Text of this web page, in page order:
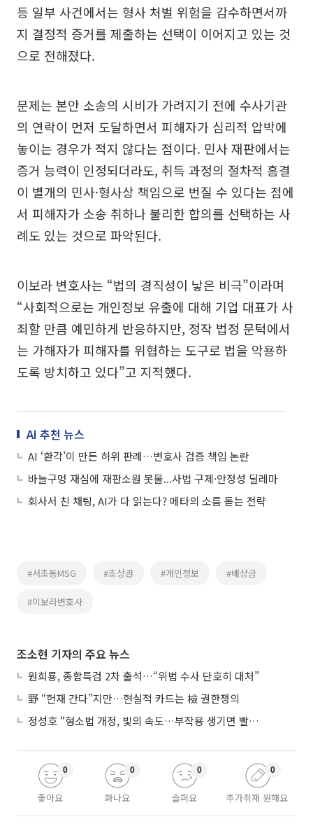
등 일부 사건에서는 형사 처벌 위험을 감수하면서까
지 결정적 증거를 제출하는 선택이 이어지고 있는 것
으로 전해졌다.
문제는 본안 소송의 시비가 가려지기 전에 수사기관
의 연락이 먼저 도달하면서 피해자가 심리적 압박에
놓이는 경우가 적지 않다는 점이다. 민사 재판에서는
증거 능력이 인정되더라도, 취득 과정의 절차적 흠결
이 별개의 민사·형사상 책임으로 번질 수 있다는 점에
서 피해자가 소송 취하나 불리한 합의를 선택하는 사
례도 있는 것으로 파악된다.
이보라 변호사는 “법의 경직성이 낳은 비극”이라며
“사회적으로는 개인정보 유출에 대해 기업 대표가 사
죄할 만큼 예민하게 반응하지만, 정작 법정 문턱에서
는 가해자가 피해자를 위협하는 도구로 법을 악용하
도록 방치하고 있다”고 지적했다.
AI 추천 뉴스
AI ‘환각’이 만든 허위 판례…변호사 검증 책임 논란
바늘구멍 재심에 재판소원 봇물...사법 구제·안정성 딜레마
회사서 친 채팅, AI가 다 읽는다? 메타의 소름 돋는 전략
#서초동MSG #초상권 #개인정보 #배상금
#이보라변호사
조소현 기자의 주요 뉴스
원희룡, 종합특검 2차 출석…“위법 수사 단호히 대처”
野 “헌재 간다”지만…현실적 카드는 檢 권한쟁의
정성호 “형소법 개정, 빛의 속도…부작용 생기면 빨리 고쳐야”
좋아요
0
화나요
0
슬퍼요
0
추가취재 원해요
0